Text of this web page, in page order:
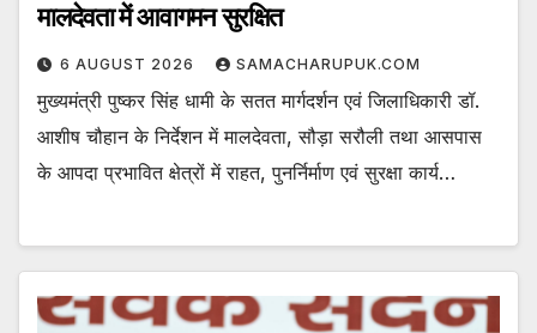
मालदेवता में आवागमन सुरक्षित
6 AUGUST 2026 SAMACHARUPUK.COM
मुख्यमंत्री पुष्कर सिंह धामी के सतत मार्गदर्शन एवं जिलाधिकारी डॉ.
आशीष चौहान के निर्देशन में मालदेवता, सौड़ा सरौली तथा आसपास
के आपदा प्रभावित क्षेत्रों में राहत, पुनर्निर्माण एवं सुरक्षा कार्य…